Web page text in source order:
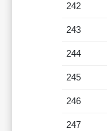
242
243
244
245
246
247